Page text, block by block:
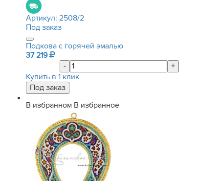
Артикул: 2508/2
Под заказ
Подкова с горячей эмалью
37 219
-
+
Купить в 1 клик
В избранном В избранное